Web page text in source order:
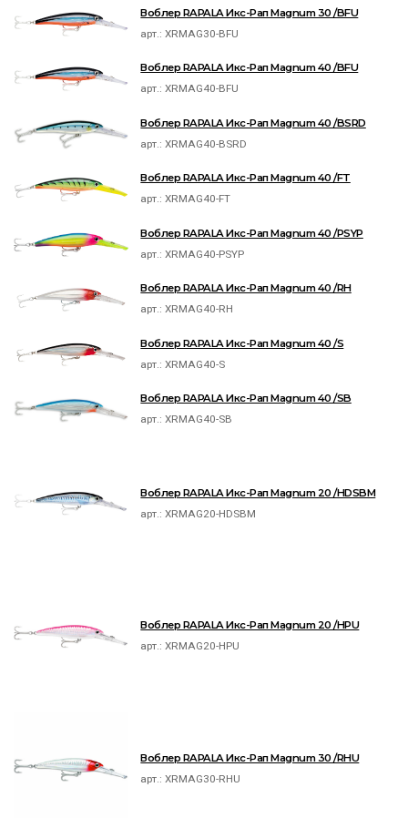
Воблер RAPALA Икс-Рап Magnum 30 /BFU
арт.:XRMAG30-BFU
Воблер RAPALA Икс-Рап Magnum 40 /BFU
арт.:XRMAG40-BFU
Воблер RAPALA Икс-Рап Magnum 40 /BSRD
арт.:XRMAG40-BSRD
Воблер RAPALA Икс-Рап Magnum 40 /FT
арт.:XRMAG40-FT
Воблер RAPALA Икс-Рап Magnum 40 /PSYP
арт.:XRMAG40-PSYP
Воблер RAPALA Икс-Рап Magnum 40 /RH
арт.:XRMAG40-RH
Воблер RAPALA Икс-Рап Magnum 40 /S
арт.:XRMAG40-S
Воблер RAPALA Икс-Рап Magnum 40 /SB
арт.:XRMAG40-SB
Воблер RAPALA Икс-Рап Magnum 20 /HDSBM
арт.:XRMAG20-HDSBM
Воблер RAPALA Икс-Рап Magnum 20 /HPU
арт.:XRMAG20-HPU
Воблер RAPALA Икс-Рап Magnum 30 /RHU
арт.:XRMAG30-RHU